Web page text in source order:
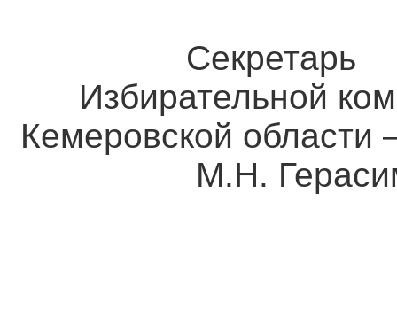
Секретарь
Избирательной
Кемеровской
М.Н.